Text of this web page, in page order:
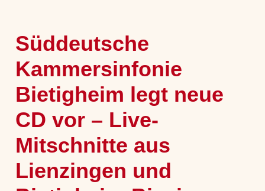
Süddeutsche
Kammersinfonie
Bietigheim legt neue
CD vor – Live-
Mitschnitte aus
Lienzingen und